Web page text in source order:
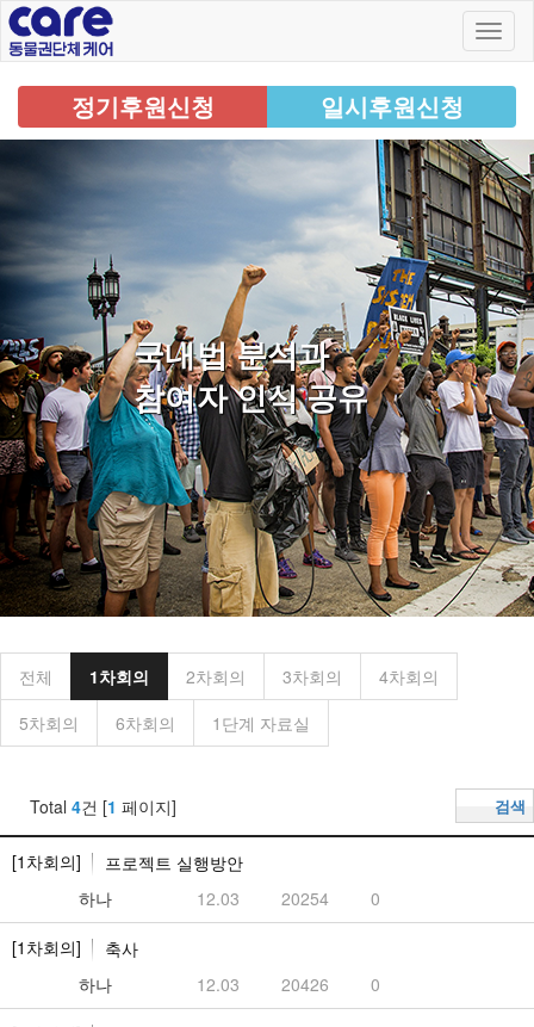
정기후원신청 일시후원신청
국내법 분석과
참여자 인식 공유
전체 1차회의 2차회의 3차회의
4차회의
5차회의
6차회의 1단계 자료실
Total 4건 [1 페이지] 검색
[1차회의]
프로젝트 실행방안
하나
12.03 20254 0
[1차회의]
축사
하나
12.03 20426 0